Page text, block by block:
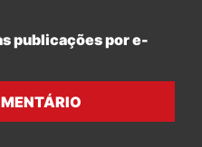
publicações por e-